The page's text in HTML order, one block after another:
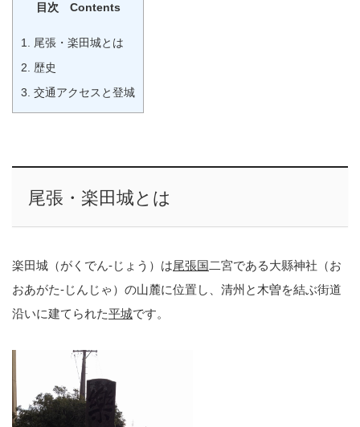
目次 Contents
1.
尾張・楽田城とは
2.
歴史
3. 交通アクセスと登城
尾張・楽田城とは
楽田城（がくでん-じょう）は尾張国二宮である大縣神社（お
おあがた-じんじゃ）の山麓に位置し、清州と木曽を結ぶ街道
沿いに建てられた平城です。